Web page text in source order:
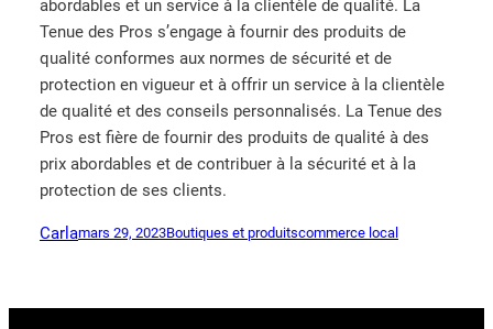
abordables et un service à la clientèle de qualité. La
Tenue des Pros s’engage à fournir des produits de
qualité conformes aux normes de sécurité et de
protection en vigueur et à offrir un service à la clientèle
de qualité et des conseils personnalisés. La Tenue des
Pros est fière de fournir des produits de qualité à des
prix abordables et de contribuer à la sécurité et à la
protection de ses clients.
Carlamars 29, 2023Boutiques et produitscommerce local